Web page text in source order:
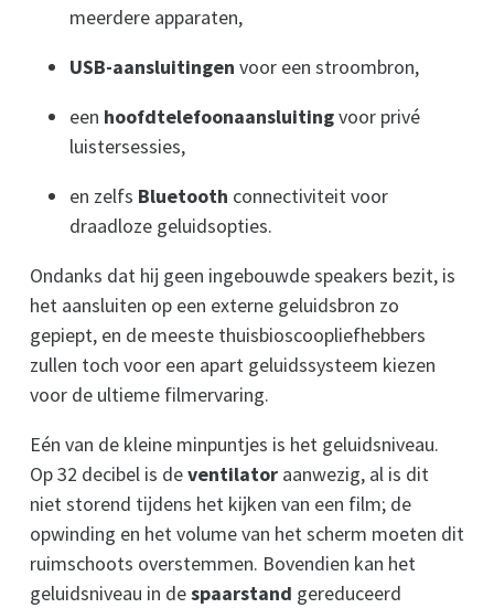
meerdere apparaten,
USB-aansluitingen voor een stroombron,
een hoofdtelefoonaansluitingvoor privé
luistersessies,
en zelfs Bluetooth connectiviteit voor
draadloze geluidsopties.
Ondanks dat hij geen ingebouwde speakers bezit, is
het aansluiten op een externe geluidsbron zo
gepiept, en de meeste thuisbioscoopliefhebbers
zullen toch voor een apart geluidssysteem kiezen
voor de ultieme filmervaring.
Eén van de kleine minpuntjes is het geluidsniveau.
Op 32 decibel is deventilator aanwezig, al is dit
niet storend tijdens het kijken van een film; de
opwinding en het volume van het scherm moeten dit
ruimschoots overstemmen. Bovendien kan het
geluidsniveau in despaarstand gereduceerd